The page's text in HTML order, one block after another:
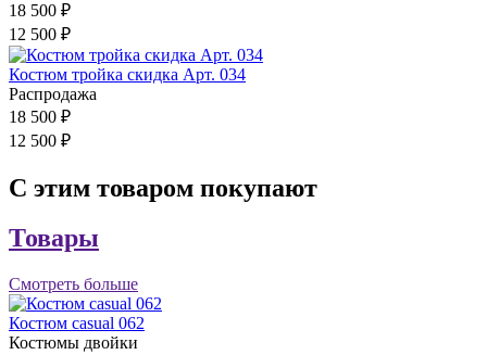
18 500 ₽
12 500 ₽
Костюм тройка скидка Арт. 034
Распродажа
18 500 ₽
12 500 ₽
С этим товаром покупают
Товары
Смотреть больше
Костюм casual 062
Костюмы двойки